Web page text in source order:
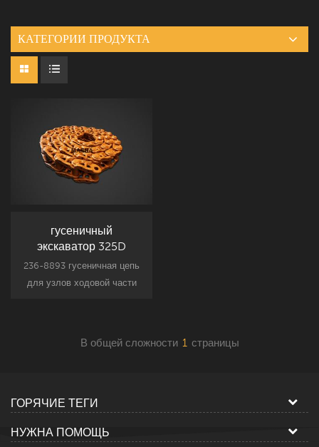
КАТЕГОРИИ ПРОДУКТА
гусеничный
экскаватор 325D
325DL 236-8893
путевое звено Сборка
236-8893 гусеничная цепь
для узлов ходовой части
В общей сложности 1 страницы
ГОРЯЧИЕ ТЕГИ
НУЖНА ПОМОЩЬ